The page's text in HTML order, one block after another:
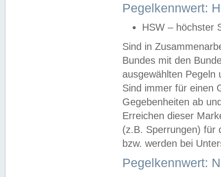
Pegelkennwert:
HSW – höchster
Sind in
Bundes mit den
ausgewählten
Sind immer für einen
Gegebenheiten ab
Erreichen dieser
(z.B. Sperrungen) für
bzw. werden bei
Pegelkennwert: